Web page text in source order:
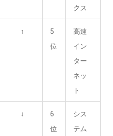
クス
↑
5
位
高速
イン
ター
ネッ
ト
↓
6
位
シス
テム